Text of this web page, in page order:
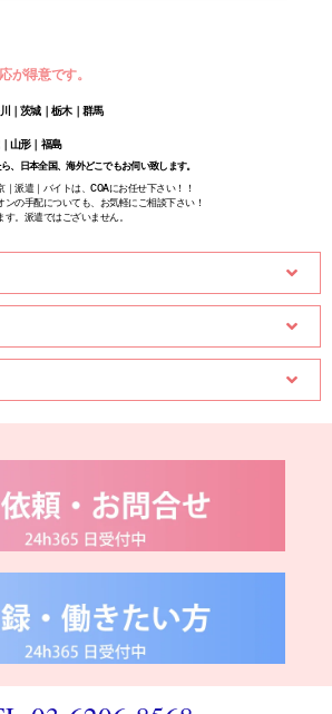
が得意です。
｜茨城｜栃木｜群馬
山形｜福島
日本全国、海外どこでもお伺い致します。
派遣｜バイトは、COAにお任せ下さい！！
の手配についても、お気軽にご相談下さい！
。派遣ではございません。